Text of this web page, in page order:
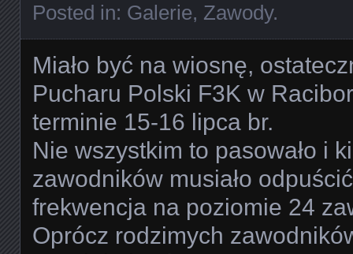
Posted in: Galerie, Zawody.
Miało być na wiosnę,
Pucharu Polski F3K w
terminie 15-16 lipca br.
Nie wszystkim to pasowało i
zawodników musiało
frekwencja na poziomie 24
Oprócz rodzimych